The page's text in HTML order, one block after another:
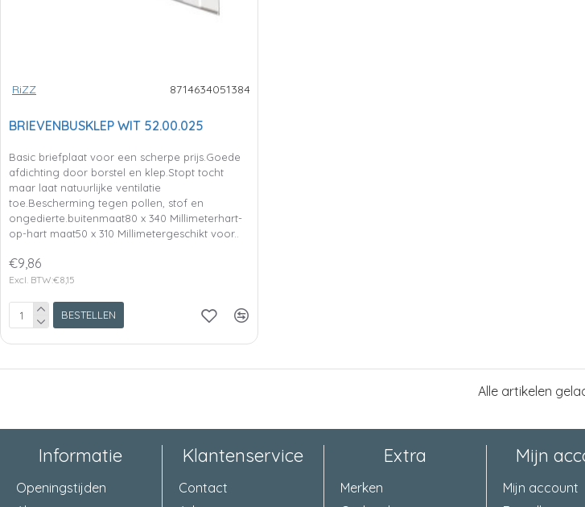
RiZZ 8714634051384
BRIEVENBUSKLEP WIT 52.00.025
Basic briefplaat voor een scherpe prijs.Goede
afdichting door borstel en klep.Stopt tocht
maar laat natuurlijke ventilatie
toe.Bescherming tegen pollen, stof en
ongedierte.buitenmaat80 x 340 Millimeterhart-
op-hart maat50 x 310 Millimetergeschikt voor..
€9,86
Excl. BTW:€8,15
BESTELLEN
Alle artikelen
Informatie
Openingstijden
Klantenservice
Contact
Extra
Merken
Mijn
Mijn account